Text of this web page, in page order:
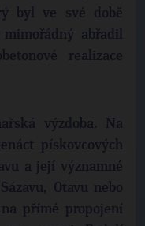
byl ve své době
abřadil
realizace
výzdoba. Na
pískovcových
a její významné
Otavu nebo
přímé propojení